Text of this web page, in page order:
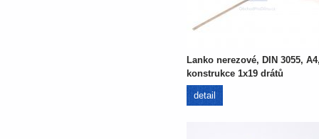
Lanko nerezové, DIN 3055,
konstrukce 1x19 drátů
detail